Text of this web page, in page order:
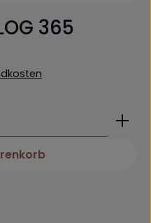
365
gewünschten Wert